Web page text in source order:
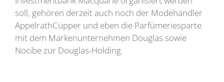
soll, gehören derzeit auch noch der Modehändler
AppelrathCüpper und eben die Parfümeriesparte
mit dem Markenunternehmen Douglas sowie
Nocibe zur Douglas-Holding.